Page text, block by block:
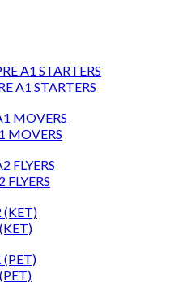
A1 STARTERS
A1 STARTERS
MOVERS
MOVERS
FLYERS
FLYERS
(KET)
(PET)